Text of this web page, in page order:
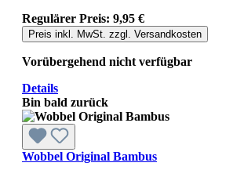
Regulärer Preis: 9,95 €
Preis inkl. MwSt. zzgl. Versandkosten
Vorübergehend nicht verfügbar
Details
Bin bald zurück
Wobbel Original Bambus